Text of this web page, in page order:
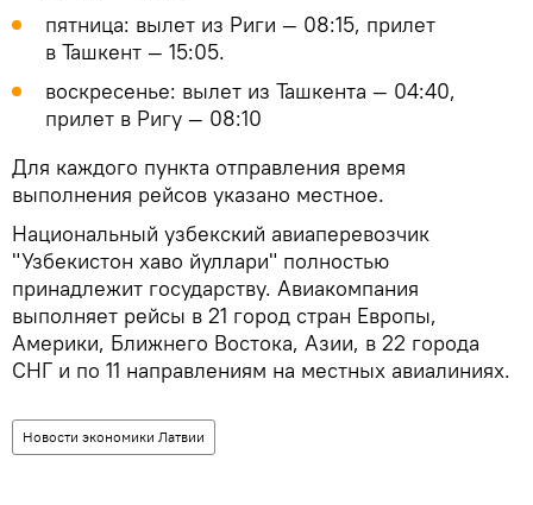
пятница: вылет из Риги — 08:15, прилет
в Ташкент — 15:05.
воскресенье: вылет из Ташкента — 04:40,
прилет в Ригу — 08:10
Для каждого пункта отправления время
выполнения рейсов указано местное.
Национальный узбекский авиаперевозчик
"Узбекистон хаво йуллари" полностью
принадлежит государству. Авиакомпания
выполняет рейсы в 21 город стран Европы,
Америки, Ближнего Востока, Азии, в 22 города
СНГ и по 11 направлениям на местных авиалиниях.
Новости экономики Латвии